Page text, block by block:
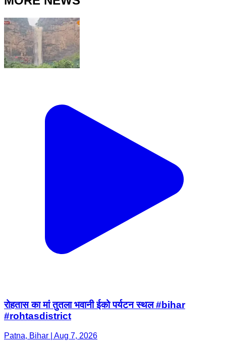
रोहतास का मां तुतला भवानी ईको पर्यटन स्थल #bihar
#rohtasdistrict
Patna, Bihar | Aug 7, 2026